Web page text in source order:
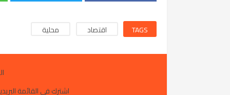
TAGS اقتصاد محلية
اشترك في القائمة